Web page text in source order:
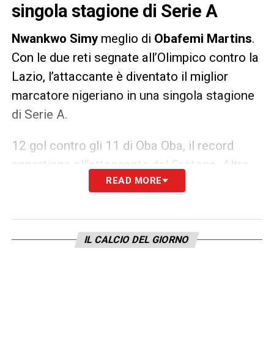
singola stagione di Serie A
Nwankwo Simymeglio di Obafemi Martins.
Con le due reti segnate all’Olimpico contro la
Lazio, l’attaccante è diventato il miglior
marcatore nigeriano in una singola stagione
di Serie A.
12 gol contro gli 11 di Oba Oba, il record
appartiene all’attaccante del Crotone. Altra
curiosità: in carriera, fin qui, nessuno è mai
ne ha siglati 12.
READ MORE
IL CALCIO DEL GIORNO